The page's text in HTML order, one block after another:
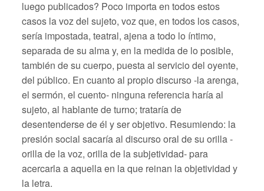
luego publicados? Poco importa en todos estos
casos la voz del sujeto, voz que, en todos los casos,
sería impostada, teatral, ajena a todo lo íntimo,
separada de su alma y, en la medida de lo posible,
también de su cuerpo, puesta al servicio del oyente,
del público. En cuanto al propio discurso -la arenga,
el sermón, el cuento- ninguna referencia haría al
sujeto, al hablante de turno; trataría de
desentenderse de él y ser objetivo. Resumiendo: la
presión social sacaría al discurso oral de su orilla -
orilla de la voz, orilla de la subjetividad- para
acercarla a aquella en la que reinan la objetividad y
la letra.